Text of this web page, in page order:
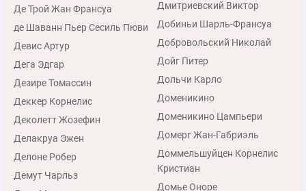
Де Трой Жан Франсуа
де Шаванн Пьер Сесиль Пюви
Девис Артур
Дега Эдгар
Дезире Томассин
Деккер Корнелис
Деколетт Жозефин
Делакруа Эжен
Делоне Робер
Демут Чарльз
Дмитриевский Виктор
Добиньи Шарль-Франсуа
Добровольский Николай
Дойг Питер
Дольчи Карло
Доменикино
Доменикино Цампьери
Домерг Жан-Габриэль
Доммельшуйцен Корнелис
Кристиан
Домье Оноре